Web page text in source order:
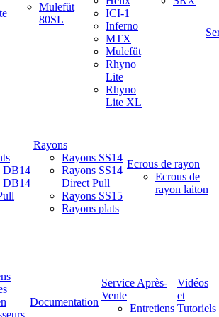
Mulefüt
80SL
ICI-1
Inferno
MTX
Mulefüt
Rhyno
Lite
Rhyno
Lite XL
DB14
DB14
Rayons
Rayons SS14
Rayons SS14
Direct Pull
Rayons SS15
Rayons plats
Ecrous de rayon
Ecrous de
rayon laiton
Documentation
Service Après-
Vente
Entretiens
Vidéos
et
Tutoriels